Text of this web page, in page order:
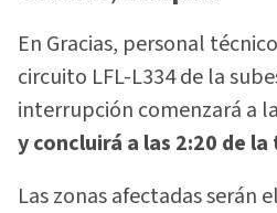
En Gracias, personal
circuito LFL-L334 de la
interrupción comenzará a
y concluirá a las 2:20 de
Las zonas afectadas serán